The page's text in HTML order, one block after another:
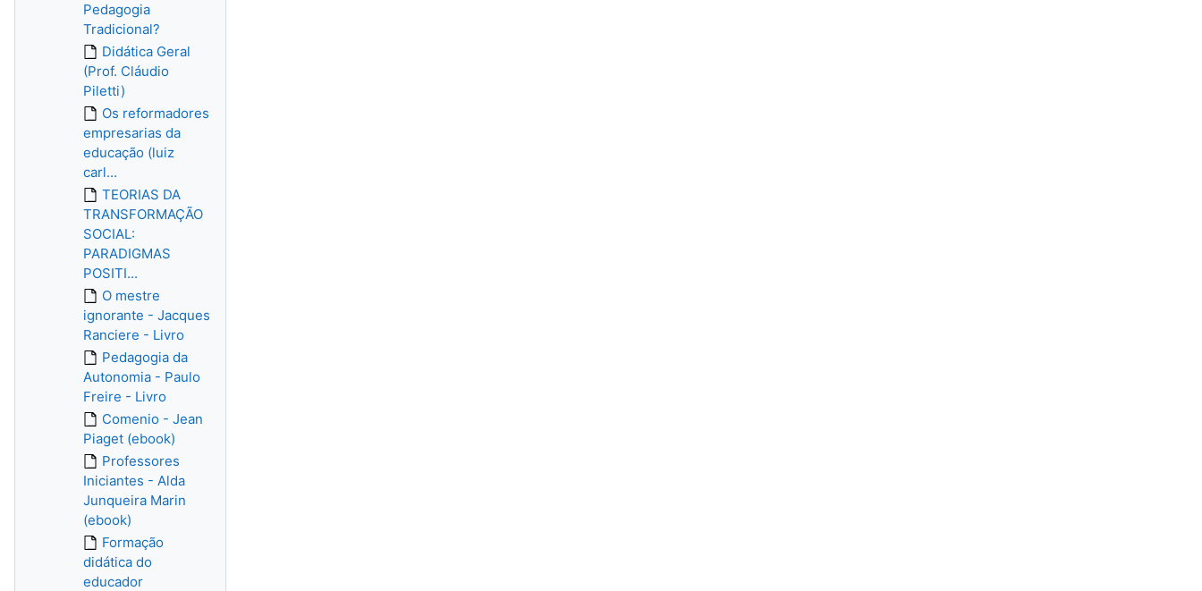
Pedagogia
Tradicional?
Didática Geral
(Prof. Cláudio
Piletti)
Os reformadores
empresarias da
educação (luiz
carl...
TEORIAS DA
TRANSFORMAÇÃO
SOCIAL:
PARADIGMAS
POSITI...
O mestre
ignorante - Jacques
Ranciere - Livro
Pedagogia da
Autonomia - Paulo
Freire - Livro
Comenio - Jean
Piaget (ebook)
Professores
Iniciantes - Alda
Junqueira Marin
(ebook)
Formação
didática do
educador